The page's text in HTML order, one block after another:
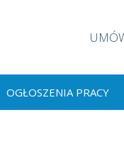
OGŁOSZENIA PRACY